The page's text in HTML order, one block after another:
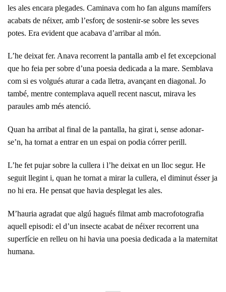
les ales encara plegades. Caminava com ho fan alguns mamífers
acabats de néixer, amb l’esforç de sostenir-se sobre les seves
potes. Era evident que acabava d’arribar al món.
L’he deixat fer. Anava recorrent la pantalla amb el fet excepcional
que ho feia per sobre d’una poesia dedicada a la mare. Semblava
com si es volgués aturar a cada lletra, avançant en diagonal. Jo
també, mentre contemplava aquell recent nascut, mirava les
paraules amb més atenció.
Quan ha arribat al final de la pantalla, ha girat i, sense adonar-
se’n, ha tornat a entrar en un espai on podia córrer perill.
L’he fet pujar sobre la cullera i l’he deixat en un lloc segur. He
seguit llegint i, quan he tornat a mirar la cullera, el diminut ésser ja
no hi era. He pensat que havia desplegat les ales.
M’hauria agradat que algú hagués filmat amb macrofotografia
aquell episodi: el d’un insecte acabat de néixer recorrent una
superfície en relleu on hi havia una poesia dedicada a la maternitat
humana.